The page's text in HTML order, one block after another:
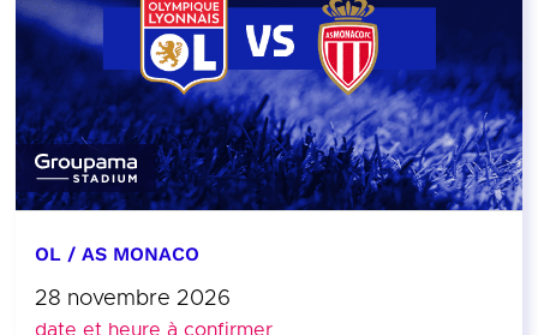
OL / AS MONACO
28 novembre 2026
date et heure à confirmer